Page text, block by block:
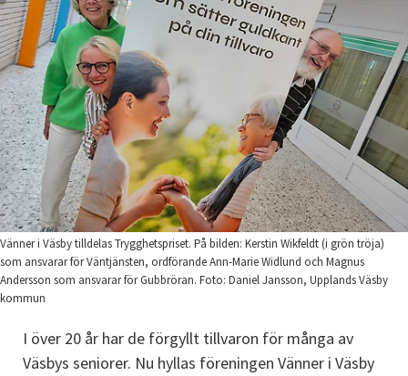
Vänner i Väsby tilldelas Trygghetspriset. På bilden: Kerstin Wikfeldt (i grön tröja)
som ansvarar för Väntjänsten, ordförande Ann-Marie Widlund och Magnus
Andersson som ansvarar för Gubbröran. Foto: Daniel Jansson, Upplands Väsby
kommun
I över 20 år har de förgyllt tillvaron för många av
Väsbys seniorer. Nu hyllas föreningen Vänner i Väsby